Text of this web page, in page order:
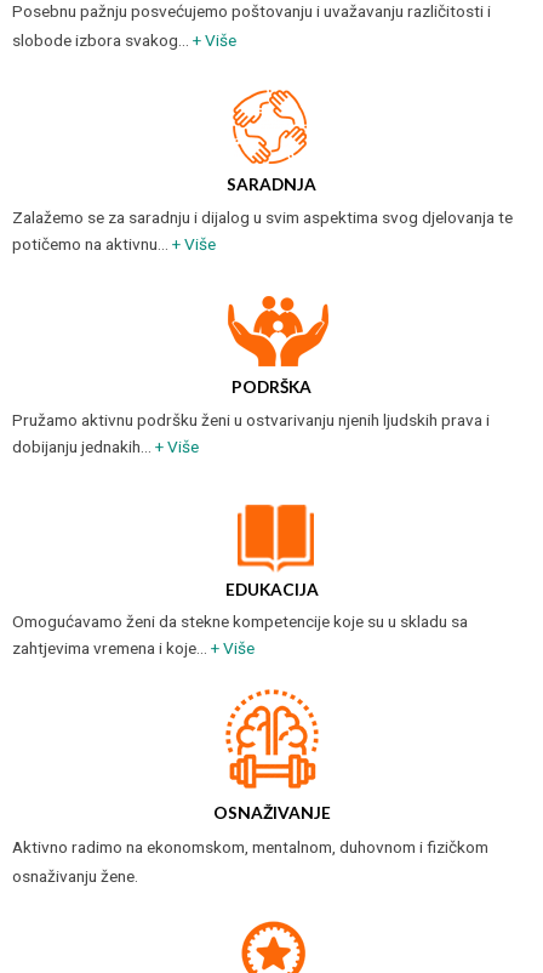
Posebnu pažnju posvećujemo poštovanju i uvažavanju različitosti i
slobode izbora svakog… + Više
SARADNJA
Zalažemo se za saradnju i dijalog u svim aspektima svog djelovanja te
potičemo na aktivnu… + Više
PODRŠKA
Pružamo aktivnu podršku ženi u ostvarivanju njenih ljudskih prava i
dobijanju jednakih… + Više
EDUKACIJA
Omogućavamo ženi da stekne kompetencije koje su u skladu sa
zahtjevima vremena i koje… + Više
OSNAŽIVANJE
Aktivno radimo na ekonomskom, mentalnom, duhovnom i fizičkom
osnaživanju žene.